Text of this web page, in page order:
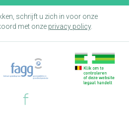
schrijft u zich in voor onze
met onze privacy policy.